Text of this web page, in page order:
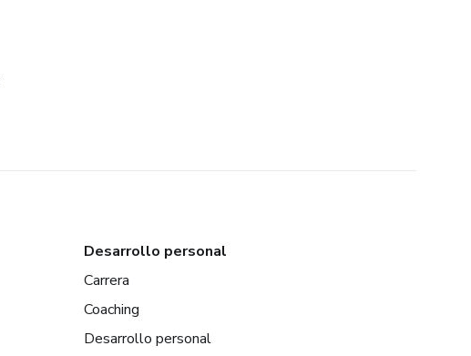
Desarrollo personal
Carrera
Coaching
Desarrollo personal